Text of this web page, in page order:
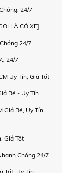
24/7
LÀ CÓ XE]
24/7
24/7
Uy Tín, Giá Tốt
Rẻ - Uy Tín
Giá Rẻ, Uy Tín,
Giá Tốt
Chóng 24/7